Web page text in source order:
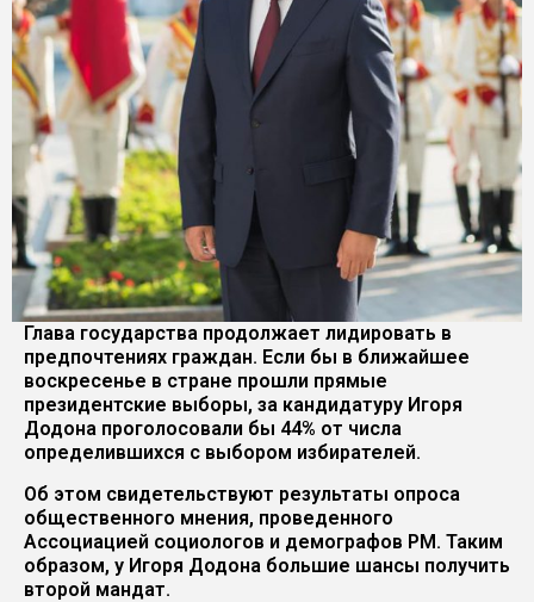
Глава государства продолжает лидировать в
предпочтениях граждан. Если бы в ближайшее
воскресенье в стране прошли прямые
президентские выборы, за кандидатуру Игоря
Додона проголосовали бы 44% от числа
определившихся с выбором избирателей.
Об этом свидетельствуют результаты опроса
общественного мнения, проведенного
Ассоциацией социологов и демографов РМ. Таким
образом, у Игоря Додона большие шансы получить
второй мандат.